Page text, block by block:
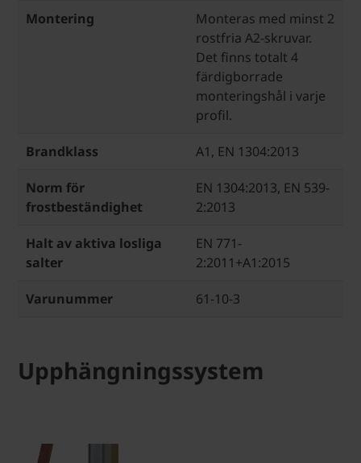
Montering
Monteras med minst 2
rostfria A2-skruvar.
Det finns totalt 4
färdigborrade
monteringshål i varje
profil.
Brandklass A1, EN 1304:2013
Norm för
frostbeständighet
EN 1304:2013, EN 539-
2:2013
Halt av aktiva losliga
salter
EN 771-
2:2011+A1:2015
Varunummer 61-10-3
Upphängningssystem